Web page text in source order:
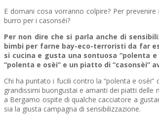
E domani cosa vorranno colpire? Per
burro per i casonséi?
Per non dire che si parla anche di
bimbi per farne bay-eco-terroristi da far
si cucina e gusta una sontuosa “polenta
“polenta e osèi” e un piatto di “casonsèi”
Chi ha puntato i fucili contro la “polenta e
grandissimi buongustai e amanti dei piatti
a Bergamo ospite di qualche cacciatore a
sia la giusta campagna di sensibilizzazione.